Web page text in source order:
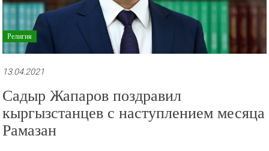
Религия
13.04.2021
Садыр Жапаров поздравил
кыргызстанцев с наступлением месяца
Рамазан